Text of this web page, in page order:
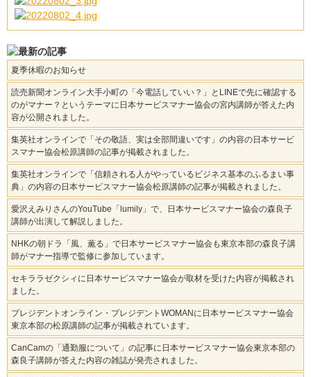
夏季休暇のお知らせ
読売新聞オンライン大手小町の「今電話していい？」とLINEで先に確認する
のがマナー？というテーマに日本サービスマナー協会の宮内講師が答えた内
容が公開されました。
集英社オンラインで「その敬語、実は全部間違いです」の内容の日本サービ
スマナー協会松原講師の記事が掲載されました。
集英社オンラインで「信頼される人がやっているビジネス基本のふるまい事
典」の内容の日本サービスマナー協会松原講師の記事が掲載されました。
愛沢えみりさんのYouTube「lumily」で、日本サービスマナー協会の森良子
講師が出演して解説しました。
NHKの朝ドラ「風、薫る」で日本サービスマナー協会も東京本部の森良子講
師がマナー指導で監修に参加しています。
セキララゼクシィに日本サービスマナー協会が取材を受けた内容が掲載され
ました。
プレジデントオンライン・プレジデントWOMANに日本サービスマナー協会
東京本部の松原講師の記事が掲載されています。
CanCamの「通勤服について」の記事に日本サービスマナー協会東京本部の
森良子講師が答えた内容の雑誌が発売されました。